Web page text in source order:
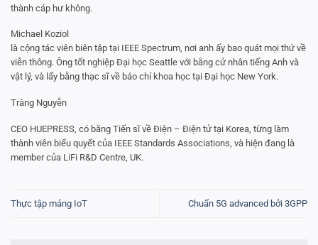
thành cáp hư không.
Michael Koziol
là cộng tác viên biên tập tại IEEE Spectrum, nơi anh ấy bao quát mọi thứ về
viễn thông. Ông tốt nghiệp Đại học Seattle với bằng cử nhân tiếng Anh và
vật lý, và lấy bằng thạc sĩ về báo chí khoa học tại Đại học New York.
Tràng Nguyễn
CEO HUEPRESS, có bằng Tiến sĩ về Điện – Điện tử tại Korea, từng làm
thành viên biểu quyết của IEEE Standards Associations, và hiện đang là
member của LiFi R&D Centre, UK.
Thực tập mảng IoT Chuẩn 5G advanced bởi 3GPP